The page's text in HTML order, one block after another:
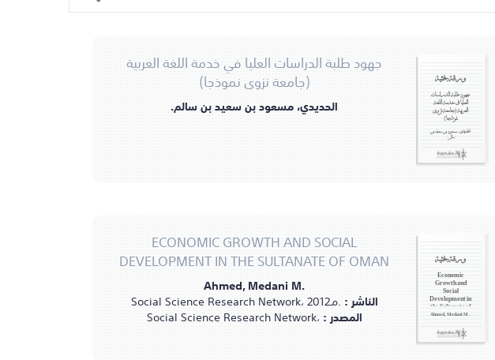
ورقة بحثية
جهود طلبة الدراسات
العليا في خدمة اللغة
العربية (جامعة نزوى
نموذجا)
الحديدي، مسعود بن سعيد بن
سالم.
جهود طلبة الدراسات العليا في خدمة اللغة العربية
(جامعة نزوى نموذجا)
الحديدي، مسعود بن سعيد بن سالم.
ورقة بحثية
Economic
Growth and
Social
Development in
the Sultanate of
Oman
Ahmed, Medani M.
ECONOMIC GROWTH AND SOCIAL
DEVELOPMENT IN THE SULTANATE OF OMAN
Ahmed, Medani M.
الناشر : Social Science Research Network، 2012مـ.
المصدر : Social Science Research Network،